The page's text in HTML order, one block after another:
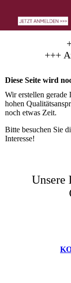
+++
Diese Seite wird
Wir erstellen gerade
hohen
noch etwas Zeit.
Bitte besuchen Sie
Interesse!
Unsere